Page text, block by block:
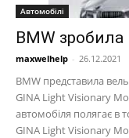
Автомобілі
BMW
maxwelhelp - 26.12.2021
BMW представила
GINA Light Visionary
автомобіля полягає в
GINA Light Visionary